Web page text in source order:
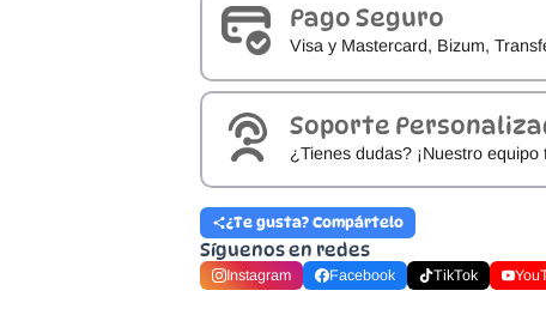
Pago Seguro
Visa y Mastercard, Bizum,
Soporte
¿Tienes dudas? ¡Nuestro
¿Te gusta? Compártelo
Síguenos en redes
Instagram Facebook TikTok